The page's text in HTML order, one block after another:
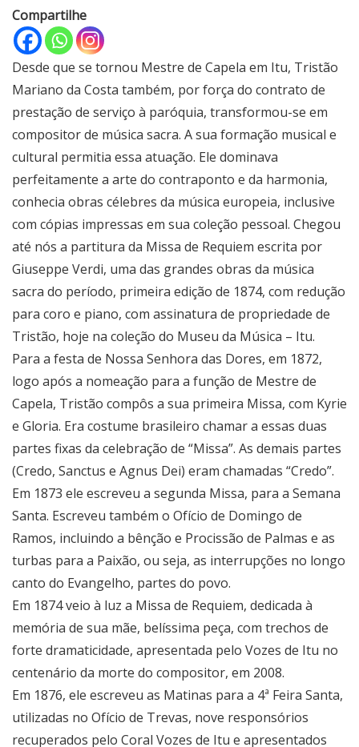
Compartilhe
Desde que se tornou Mestre de Capela em Itu, Tristão
Mariano da Costa também, por força do contrato de
prestação de serviço à paróquia, transformou-se em
compositor de música sacra. A sua formação musical e
cultural permitia essa atuação. Ele dominava
perfeitamente a arte do contraponto e da harmonia,
conhecia obras célebres da música europeia, inclusive
com cópias impressas em sua coleção pessoal. Chegou
até nós a partitura da Missa de Requiem escrita por
Giuseppe Verdi, uma das grandes obras da música
sacra do período, primeira edição de 1874, com redução
para coro e piano, com assinatura de propriedade de
Tristão, hoje na coleção do Museu da Música – Itu.
Para a festa de Nossa Senhora das Dores, em 1872,
logo após a nomeação para a função de Mestre de
Capela, Tristão compôs a sua primeira Missa, com Kyrie
e Gloria. Era costume brasileiro chamar a essas duas
partes fixas da celebração de “Missa”. As demais partes
(Credo, Sanctus e Agnus Dei) eram chamadas “Credo”.
Em 1873 ele escreveu a segunda Missa, para a Semana
Santa. Escreveu também o Ofício de Domingo de
Ramos, incluindo a bênção e Procissão de Palmas e as
turbas para a Paixão, ou seja, as interrupções no longo
canto do Evangelho, partes do povo.
Em 1874 veio à luz a Missa de Requiem, dedicada à
memória de sua mãe, belíssima peça, com trechos de
forte dramaticidade, apresentada pelo Vozes de Itu no
centenário da morte do compositor, em 2008.
Em 1876, ele escreveu as Matinas para a 4ª Feira Santa,
utilizadas no Ofício de Trevas, nove responsórios
recuperados pelo Coral Vozes de Itu e apresentados